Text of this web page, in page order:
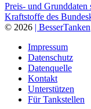
Preis- und Grunddaten
Kraftstoffe des
© 2026 | BesserTanken
Impressum
Datenschutz
Datenquelle
Kontakt
Unterstützen
Für Tankstellen